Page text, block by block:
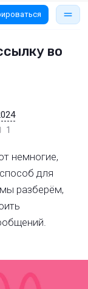
во
1
немногие,
для
разберём,